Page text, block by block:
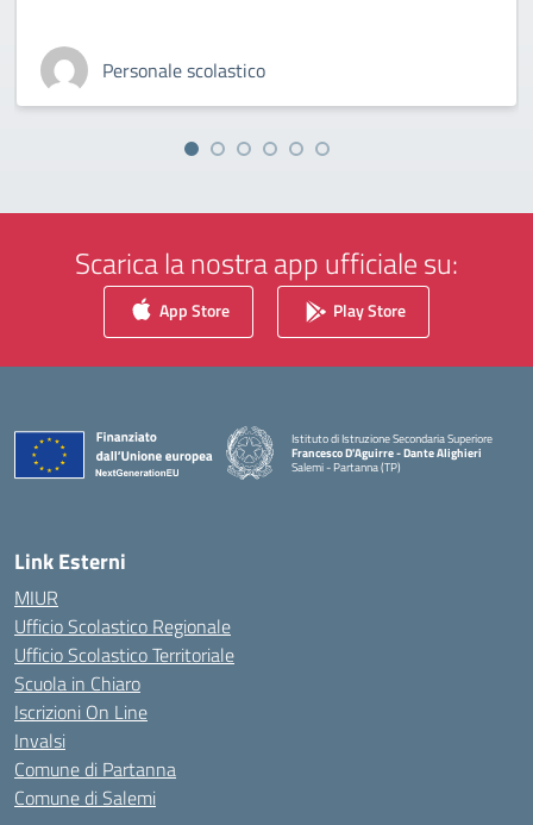
Personale scolastico
Scarica la nostra app ufficiale su:
App Store Play Store
Istituto di Istruzione Secondaria Superiore
Francesco D'Aguirre - Dante Alighieri
Salemi - Partanna (TP)
Link Esterni
MIUR
Ufficio Scolastico Regionale
Ufficio Scolastico Territoriale
Scuola in Chiaro
Iscrizioni On Line
Invalsi
Comune di Partanna
Comune di Salemi